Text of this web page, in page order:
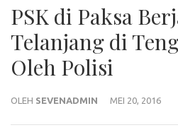
PSK di Paksa
Telanjang di
Oleh Polisi
OLEH SEVENADMIN MEI 20, 2016